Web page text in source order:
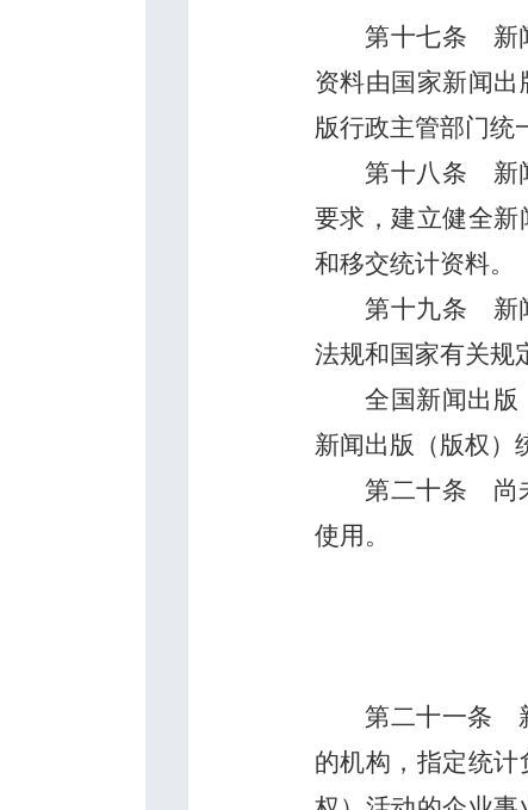
第十七条 新
资料由国家新闻
版行政主管部门统
第十八条 新
要求，建立健全
和移交统计资料。
第十九条 新
法规和国家有关规
全国新闻出版
新闻出版（版权）
第二十条 尚
使用。
第二十一条
的机构，指定统